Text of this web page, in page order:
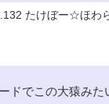
たけぼー☆ほわ
ドでこの大猿みた